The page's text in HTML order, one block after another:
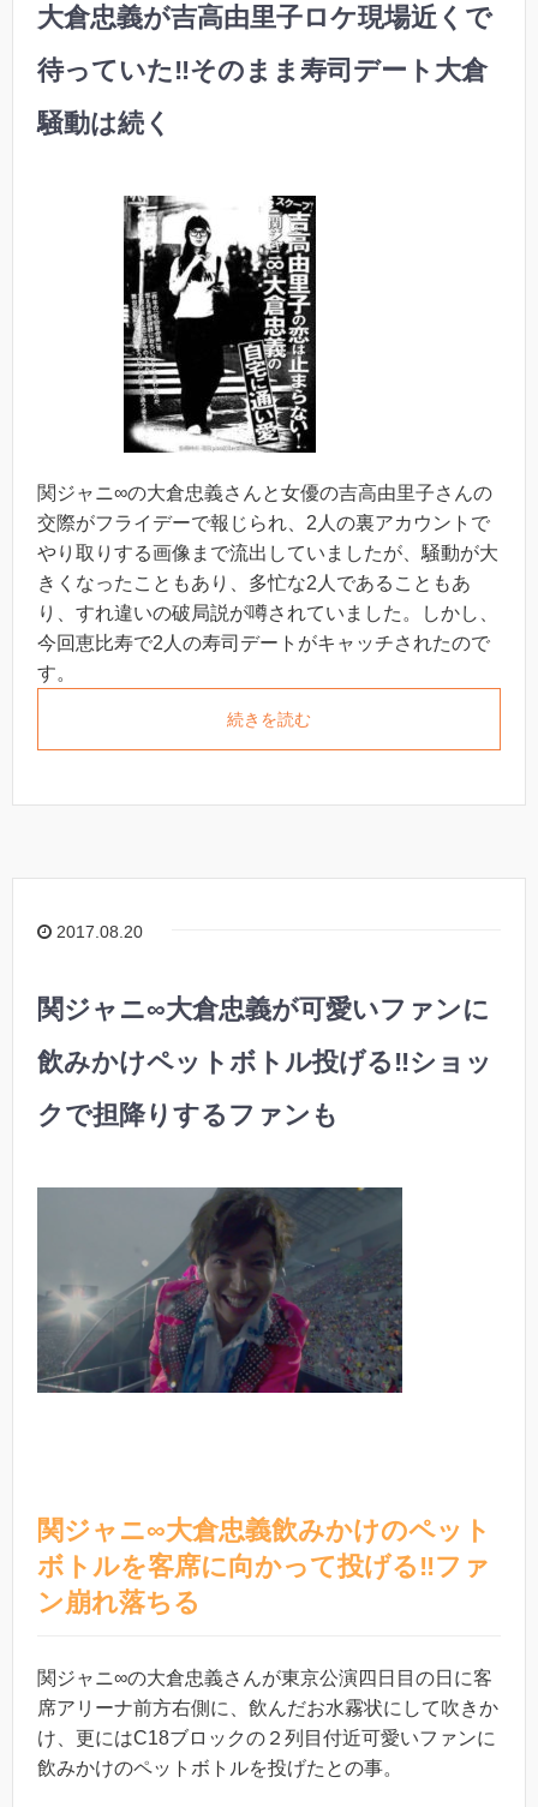
大倉忠義が吉高由里子ロケ現場近くで
待っていた‼︎そのまま寿司デート大倉
騒動は続く
関ジャニ∞の大倉忠義さんと女優の吉高由里子さんの
交際がフライデーで報じられ、2人の裏アカウントで
やり取りする画像まで流出していましたが、騒動が大
きくなったこともあり、多忙な2人であることもあ
り、すれ違いの破局説が噂されていました。しかし、
今回恵比寿で2人の寿司デートがキャッチされたので
す。
続きを読む
2017.08.20
関ジャニ∞大倉忠義が可愛いファンに
飲みかけペットボトル投げる‼︎ショッ
クで担降りするファンも
関ジャニ∞大倉忠義飲みかけのペット
ボトルを客席に向かって投げる‼︎ファ
ン崩れ落ちる
関ジャニ∞の大倉忠義さんが東京公演四日目の日に客
席アリーナ前方右側に、飲んだお水霧状にして吹きか
け、更にはC18ブロックの２列目付近可愛いファンに
飲みかけのペットボトルを投げたとの事。